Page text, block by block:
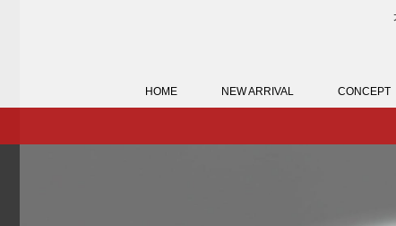
HOME NEW ARRIVAL CONCEPT